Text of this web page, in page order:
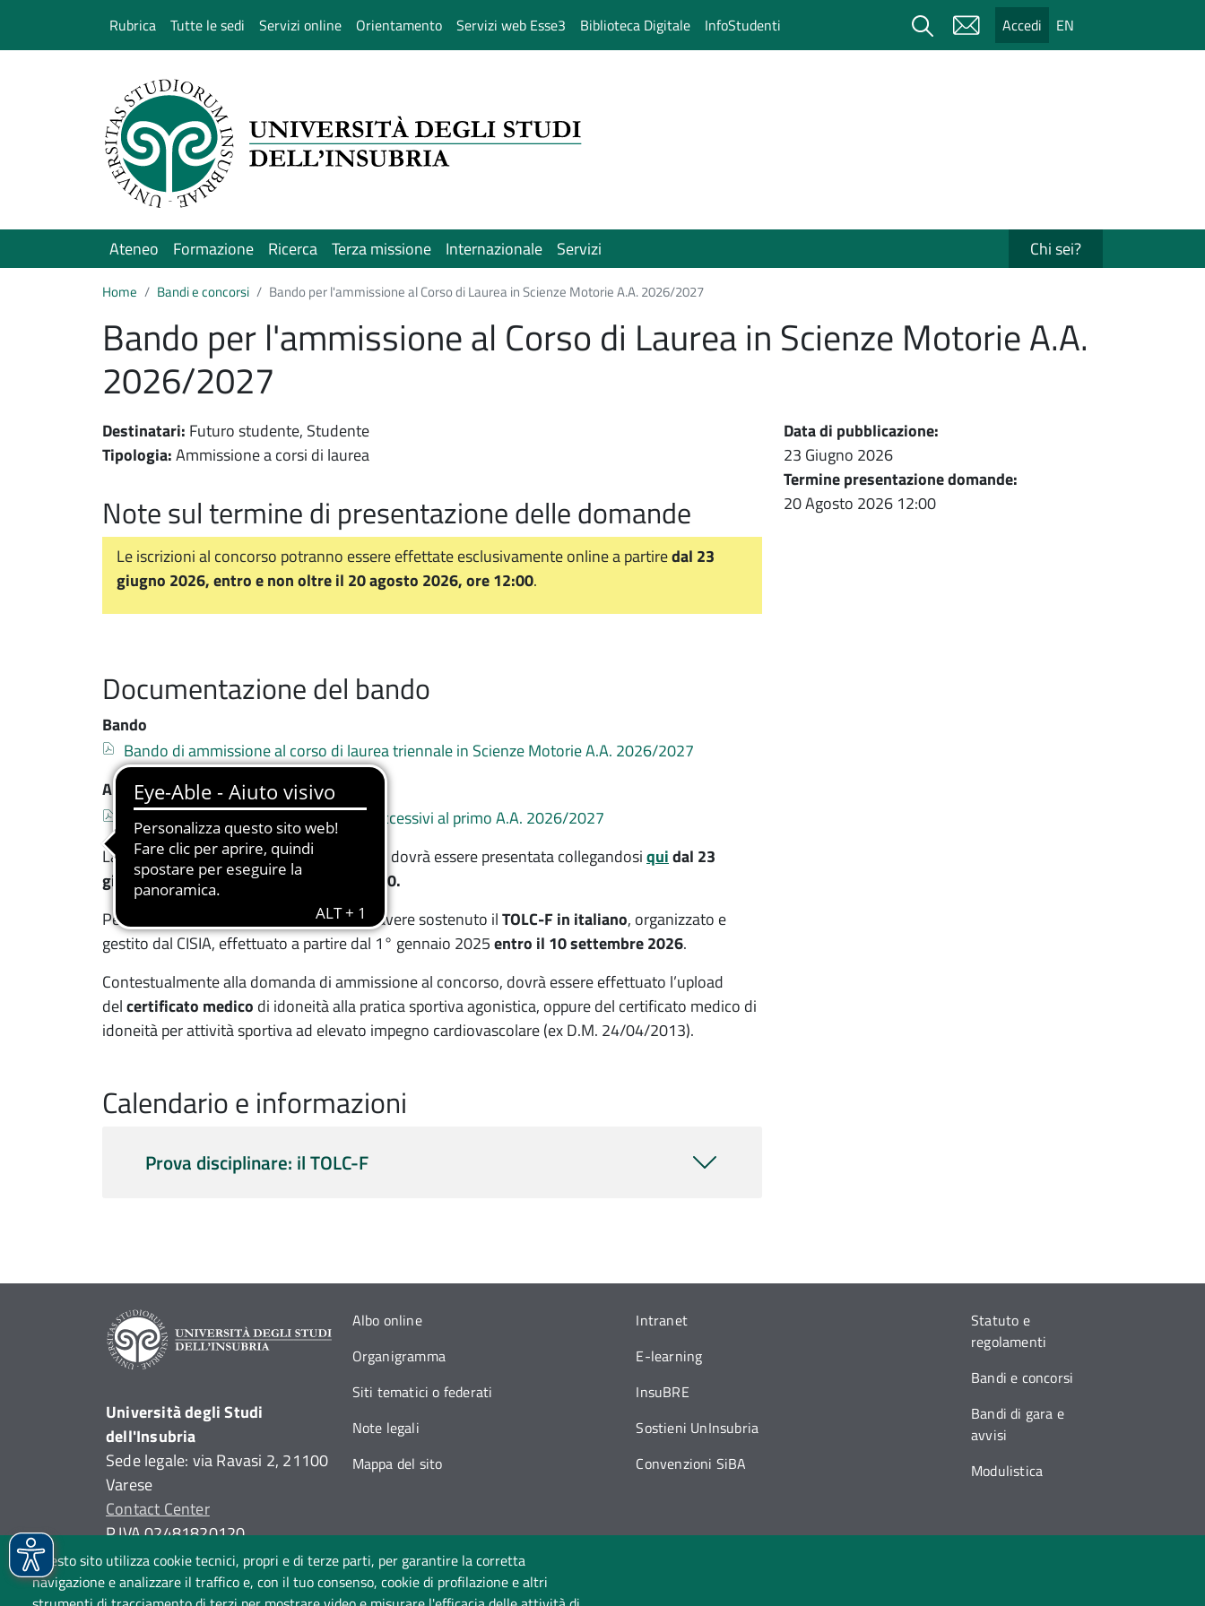
Rubrica Tutte le sedi Servizi online Orientamento Servizi web Esse3 Biblioteca Digitale InfoStudenti Cerca Accedi EN
Ateneo Formazione Ricerca Terza missione Internazionale Servizi Chi sei?
Home Bandi e concorsi Bando per l'ammissione al Corso di Laurea in Scienze Motorie A.A. 2026/2027
Bando per l'ammissione al Corso di Laurea in Scienze Motorie A.A.
2026/2027
Destinatari: Futuro studente, Studente
Tipologia:Ammissione a corsi di laurea
Note
Note sul termine di presentazione delle domande
Le iscrizioni al concorso potranno essere effettate esclusivamente online a partiredal 23
giugno 2026, entro e non oltre il 20 agosto 2026, ore 12:00.
Documentazione del bando
Bando
Documento
Bando di ammissione al corso di laurea triennale in Scienze Motorie A.A. 2026/2027
Altri allegati
Documento
Allegato unico Ammissione ad anni successivi al primo A.A. 2026/2027
La domanda di partecipazione al concorso dovrà essere presentata collegandosiquidal 23
giugno 2026 al 20 agosto 2026, ore 12.00.
Per partecipare al concorso è necessario avere sostenuto ilTOLC-F in italiano, organizzato e
gestito dal CISIA, effettuato a partire dal 1° gennaio 2025entro il 10 settembre 2026.
Contestualmente alla domanda di ammissione al concorso, dovrà essere effettuato l’upload
delcertificato medico di idoneità alla pratica sportiva agonistica, oppure del certificato medico di
idoneità per attività sportiva ad elevato impegno cardiovascolare (ex D.M. 24/04/2013).
Calendario e info
Calendario e informazioni
Prova disciplinare: il TOLC-F
Data di pubblicazione:
23 Giugno 2026
Termine presentazione domande:
20 Agosto 2026 12:00
Questo sito utilizza cookie tecnici, propri e di terze parti, per garantire la corretta
navigazione e analizzare il traffico e, con il tuo consenso, cookie di profilazione e altri
Università degli Studi
dell'Insubria
Sede legale: via Ravasi 2, 21100
Varese
Contact Center
P.IVA 02481820120
(C.F. 95039180120)
PEC: ateneo@pec.uninsubria.it
Albo online
Organigramma
Siti tematici o federati
Note legali
Mappa del sito
Intranet
E-learning
InsuBRE
Sostieni UnInsubria
Convenzioni SiBA
Statuto e
regolamenti
Bandi e concorsi
Bandi di gara e
avvisi
Modulistica
Seguici su